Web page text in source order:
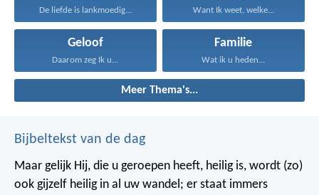
De liefde is lankmoedig... Want Ik weet, welke...
Geloof
Daarom zeg Ik u...
Familie
Wat ik u heden...
Meer Thema's...
Bijbeltekst van de dag
Maar gelijk Hij, die u geroepen heeft, heilig is, wordt (zo)
ook gijzelf heilig in al uw wandel; er staat immers